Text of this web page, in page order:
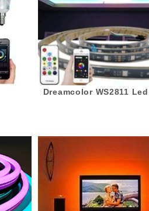
Dreamcolor WS2811